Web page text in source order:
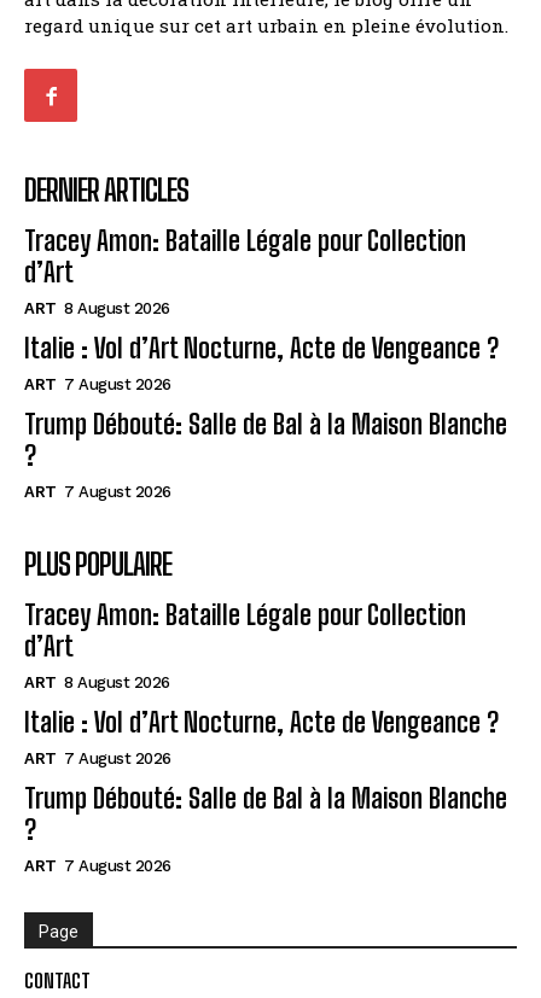
regard unique sur cet art urbain en pleine évolution.
DERNIER ARTICLES
Tracey Amon: Bataille Légale pour Collection
d’Art
ART 8 August 2026
Italie : Vol d’Art Nocturne, Acte de Vengeance ?
ART 7 August 2026
Trump Débouté: Salle de Bal à la Maison Blanche
?
ART 7 August 2026
PLUS POPULAIRE
Tracey Amon: Bataille Légale pour Collection
d’Art
ART 8 August 2026
Italie : Vol d’Art Nocturne, Acte de Vengeance ?
ART 7 August 2026
Trump Débouté: Salle de Bal à la Maison Blanche
?
ART 7 August 2026
Page
CONTACT